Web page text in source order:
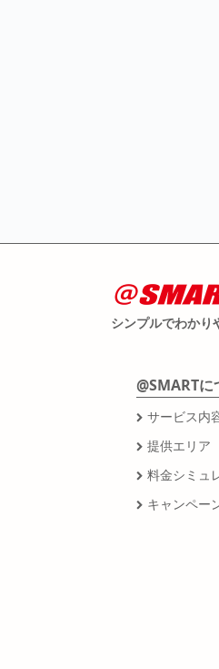
シンプルでわかり
@SMARTに
サービス内
提供エリア
料金シミュ
キャンペー